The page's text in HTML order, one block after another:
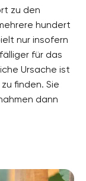
zu den
hundert
nur insofern
für das
Ursache ist
finden. Sie
dann